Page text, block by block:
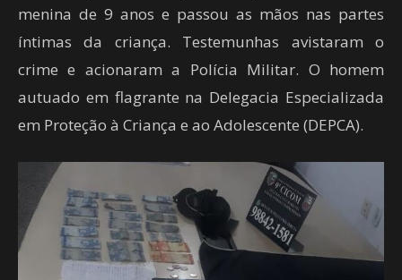
menina de 9 anos e passou as mãos nas partes
íntimas da criança. Testemunhas avistaram o
crime e acionaram a Polícia Militar. O homem
autuado em flagrante na Delegacia Especializada
em Proteção à Criança e ao Adolescente (DEPCA).